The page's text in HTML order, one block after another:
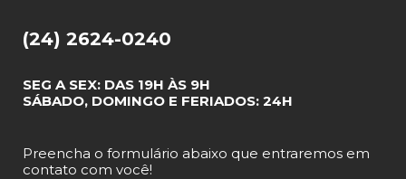
(24) 2624-0240
SEG A SEX: DAS 19H ÀS 9H
SÁBADO, DOMINGO E FERIADOS: 24H
Preencha o formulário abaixo que entraremos em
contato com você!